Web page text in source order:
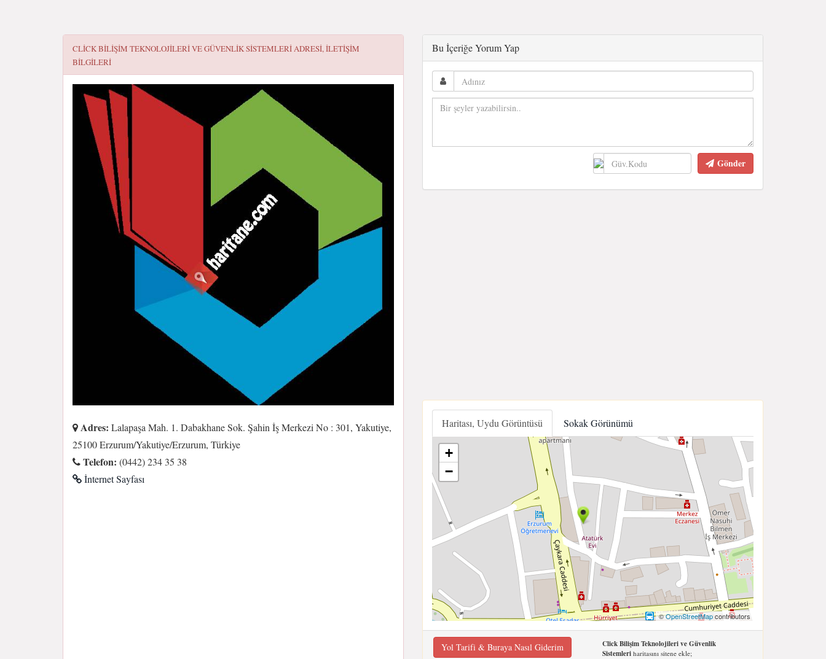
CLICK BILIŞIM TEKNOLOJILERI VE GÜVENLIK SISTEMLERIADRESI, ILETIŞIM
BILGILERI
Adres: Lalapaşa Mah. 1. Dabakhane Sok. Şahin İş Merkezi No : 301, Yakutiye,
25100 Erzurum/Yakutiye/Erzurum, Türkiye
Telefon: (0442) 234 35 38
İnternet Sayfası
Bu İçeriğe Yorum Yap
Gönder
Haritası, Uydu Görüntüsü Sokak Görünümü
+
−
©OpenStreetMapcontributors
Yol Tarifi & Buraya Nasıl Giderim
Click Bilişim Teknolojileri ve Güvenlik
Sistemleriharitasını sitene ekle;